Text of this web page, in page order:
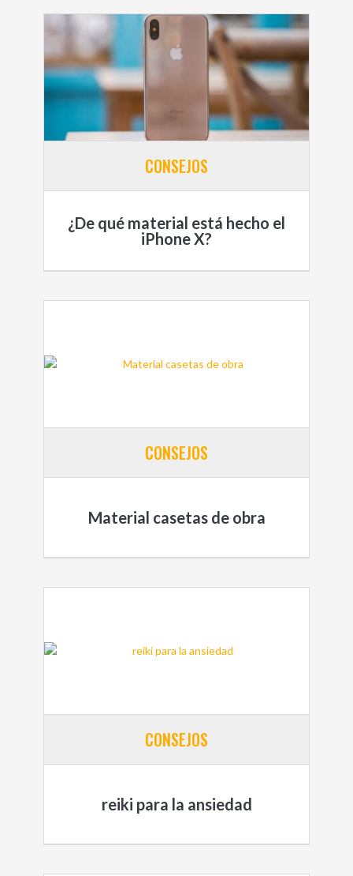
CONSEJOS
¿De qué material está hecho el
iPhone X?
CONSEJOS
Material casetas de obra
CONSEJOS
reiki para la ansiedad